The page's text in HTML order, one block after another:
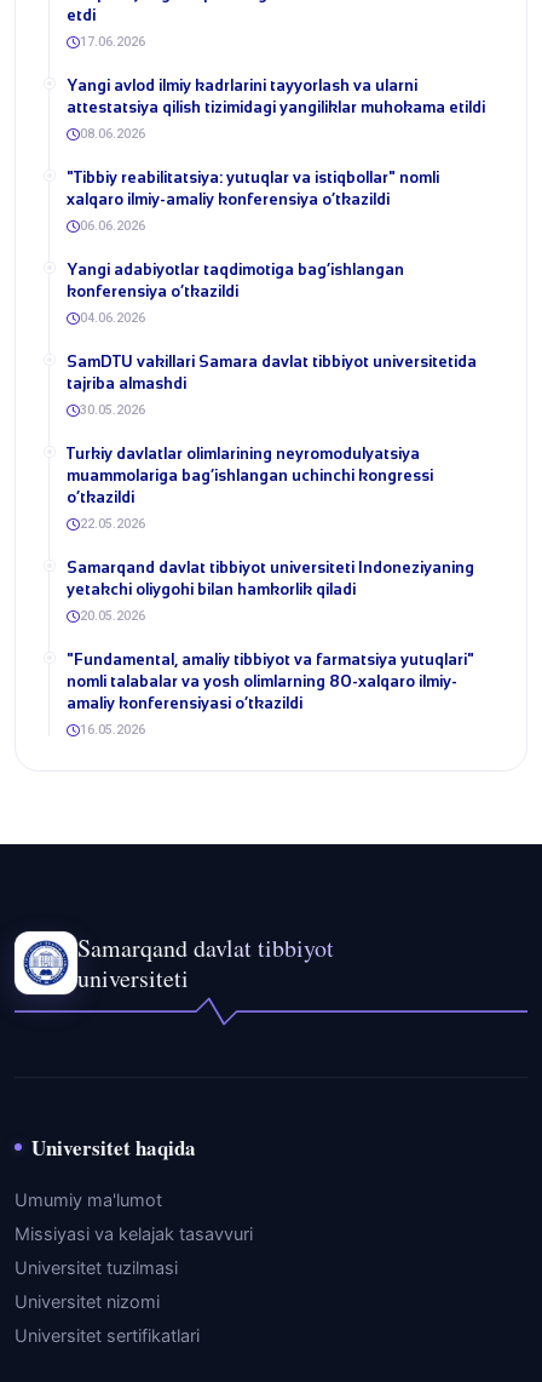
etdi
17.06.2026
Yangi avlod ilmiy kadrlarini tayyorlash va ularni
attestatsiya qilish tizimidagi yangiliklar muhokama etildi
08.06.2026
​"Tibbiy reabilitatsiya: yutuqlar va istiqbollar" nomli
xalqaro ilmiy-amaliy konferensiya o‘tkazildi
06.06.2026
​Yangi adabiyotlar taqdimotiga bag‘ishlangan
konferensiya o‘tkazildi
04.06.2026
SamDTU vakillari Samara davlat tibbiyot universitetida
tajriba almashdi
30.05.2026
​Turkiy davlatlar olimlarining neyromodulyatsiya
muammolariga bag‘ishlangan uchinchi kongressi
o‘tkazildi
22.05.2026
Samarqand davlat tibbiyot universiteti Indoneziyaning
yetakchi oliygohi bilan hamkorlik qiladi
20.05.2026
​"Fundamental, amaliy tibbiyot va farmatsiya yutuqlari"
nomli talabalar va yosh olimlarning 80-xalqaro ilmiy-
amaliy konferensiyasi o‘tkazildi
16.05.2026
Samarqand davlat tibbiyot
universiteti
Universitet haqida
Umumiy ma'lumot
Missiyasi va kelajak tasavvuri
Universitet tuzilmasi
Universitet nizomi
Universitet sertifikatlari